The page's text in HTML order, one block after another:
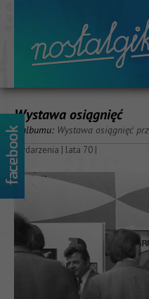
Wystawa osiągnięć
z albumu: Wystawa osiągnięć
wydarzenia | lata 70 |